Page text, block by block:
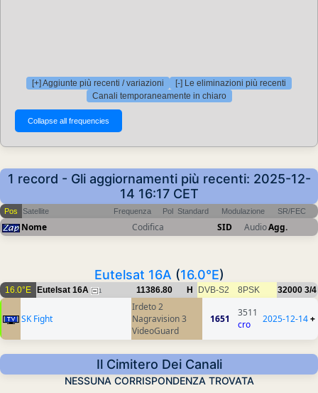
[+] Aggiunte più recenti / variazioni
[-] Le eliminazioni più recenti
Canali temporaneamente in chiaro
1 record - Gli aggiornamenti più recenti: 2025-12-
14 16:17 CET
Pos Satellite Frequenza Pol Standard Modulazione SR/FEC
Nome Codifica SID AudioAgg.
Eutelsat 16A (16.0°E)
16.0°E Eutelsat 16A 1 11386.80 H DVB-S2 8PSK 32000 3/4
SK Fight
Irdeto 2
Nagravision 3
VideoGuard
1651
3511
cro
2025-12-14+
Il Cimitero Dei Canali
NESSUNA CORRISPONDENZA TROVATA